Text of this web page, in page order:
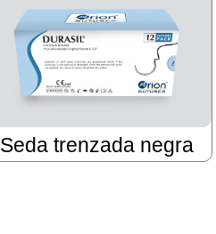
Seda trenzada negra